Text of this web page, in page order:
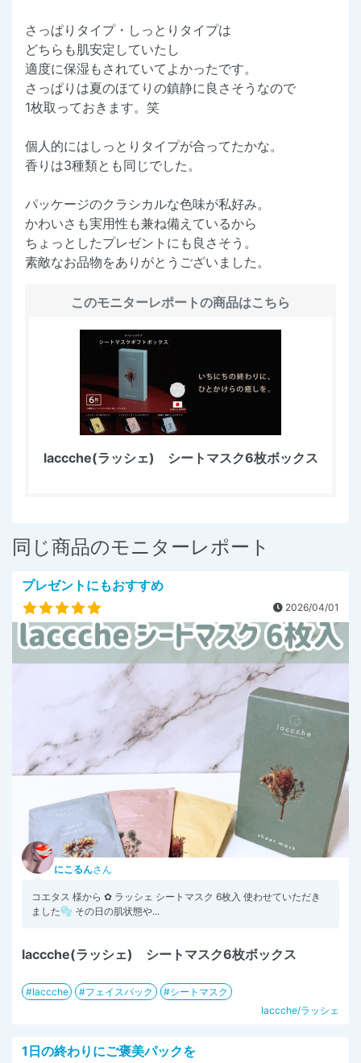
さっぱりタイプ・しっとりタイプは
どちらも肌安定していたし
適度に保湿もされていてよかったです。
さっぱりは夏のほてりの鎮静に良さそうなので
1枚取っておきます。笑
個人的にはしっとりタイプが合ってたかな。
香りは3種類とも同じでした。
パッケージのクラシカルな色味が私好み。
かわいさも実用性も兼ね備えているから
ちょっとしたプレゼントにも良さそう。
素敵なお品物をありがとうございました。
このモニターレポートの商品はこちら
laccche(ラッシェ) シートマスク6枚ボックス
同じ商品のモニターレポート
プレゼントにもおすすめ
2026/04/01
にこるんさん
コエタス 様から ‪✿ ラッシェ シートマスク 6枚入 使わせていただき
ました‎🫧 その日の肌状態や...
laccche(ラッシェ) シートマスク6枚ボックス
laccche フェイスパック
シートマスク
laccche/ラッシェ
1日の終わりにご褒美パックを